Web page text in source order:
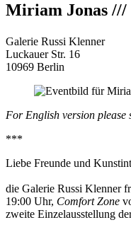
Miriam Jonas ///
Galerie Russi Klenner
Luckauer Str. 16
10969 Berlin
For English version please
***
Liebe Freunde und
die Galerie Russi Klenner
19:00 Uhr, Comfort Zone
zweite Einzelausstellung